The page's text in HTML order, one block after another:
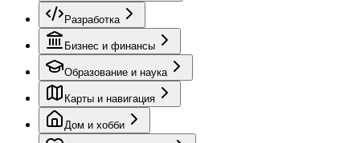
Разработка
Бизнес и финансы
Образование и наука
Карты и навигация
Дом и хобби